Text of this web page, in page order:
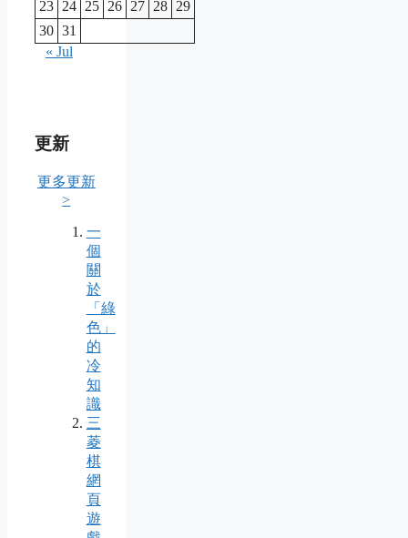
23 24 25 26 27 28 29
30 31
« Jul
更新
更多更新
>
一
個
關
於
「綠
色」
的
冷
知
識
三
菱
棋
網
頁
遊